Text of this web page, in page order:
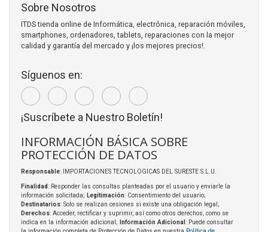
Sobre Nosotros
ITDS tienda online de Informática, electrónica, reparación móviles,
smartphones, ordenadores, tablets, reparaciones con la mejor
calidad y garantía del mercado y ¡los mejores precios!.
Síguenos en:
¡Suscríbete a Nuestro Boletín!
INFORMACIÓN BÁSICA SOBRE
PROTECCIÓN DE DATOS
Responsable: IMPORTACIONES TECNOLOGICAS DEL SURESTE S.L.U.
Finalidad: Responder las consultas planteadas por el usuario y enviarle la
información solicitada; Legitimación: Consentimiento del usuario;
Destinatarios: Solo se realizan cesiones si existe una obligación legal;
Derechos: Acceder, rectificar y suprimir, así como otros derechos, como se
indica en la información adicional;
Información Adicional : Puede consultar